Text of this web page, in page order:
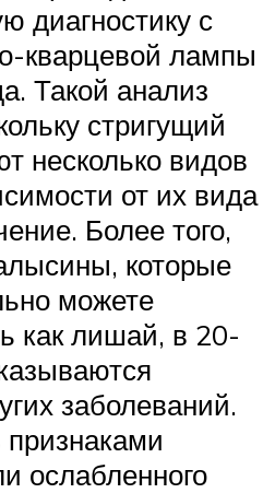
диагностику с
кварцевой лампы
Такой анализ
стригущий
несколько видов
от их вида
Более того,
которые
можете
как лишай, в 20-
заболеваний.
ослабленного